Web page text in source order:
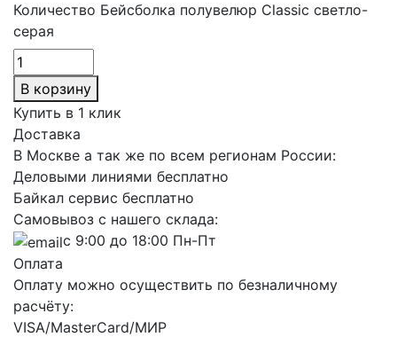
Количество Бейсболка полувелюр Classic светло-
серая
В корзину
Купить в 1 клик
Доставка
В Москве а так же по всем регионам России:
Деловыми линиями бесплатно
Байкал сервис бесплатно
Самовывоз с нашего склада:
с 9:00 до 18:00 Пн-Пт
Оплата
Оплату можно осуществить по безналичному
расчёту:
VISA/MasterCard/МИР